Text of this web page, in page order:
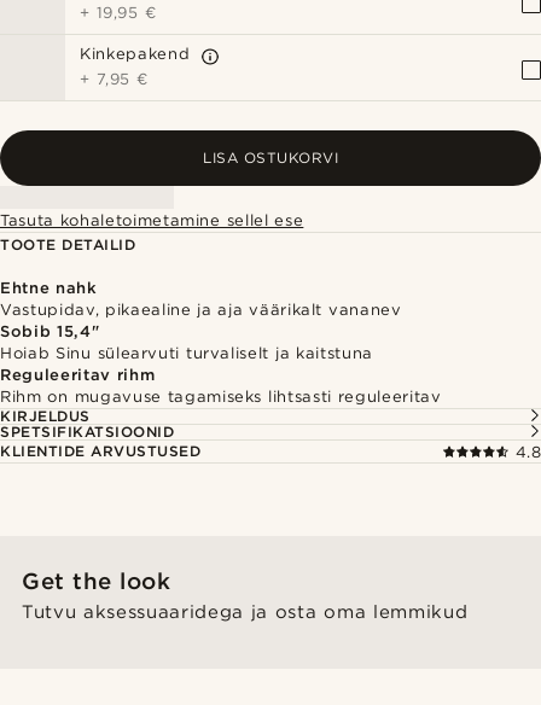
+ 19,95 €
Kinkepakend
+ 7,95 €
LISA OSTUKORVI
Tasuta kohaletoimetamine sellel ese
TOOTE DETAILID
Ehtne nahk
Vastupidav, pikaealine ja aja väärikalt vananev
Sobib 15,4"
Hoiab Sinu sülearvuti turvaliselt ja kaitstuna
Reguleeritav rihm
Rihm on mugavuse tagamiseks lihtsasti reguleeritav
KIRJELDUS
SPETSIFIKATSIOONID
KLIENTIDE ARVUSTUSED
4.8
Get the look
Tutvu aksessuaaridega ja osta oma lemmikud